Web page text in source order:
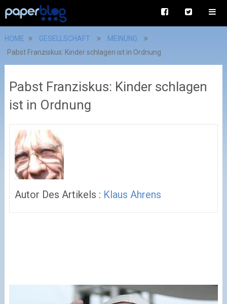
HOME GESELLSCHAFT
MEINUNG
Pabst Franziskus: Kinder schlagen ist in Ordnung
Pabst Franziskus: Kinder schlagen
ist in Ordnung
Autor Des Artikels : Klaus Ahrens